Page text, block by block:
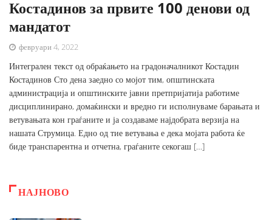
Костадинов за првите 100 денови од
мандатот
февруари 4, 2022
Интегрален текст од обраќањето на градоначалникот Костадин
Костадинов Сто дена заедно со мојот тим, општинската
администрација и општинските јавни претпријатија работиме
дисциплинирано, домаќински и вредно ги исполнуваме барањата и
ветувањата кон граѓаните и ја создаваме најдобрата верзија на
нашата Струмица. Едно од тие ветувања е дека мојата работа ќе
биде транспарентна и отчетна, граѓаните секогаш […]
НАЈНОВО